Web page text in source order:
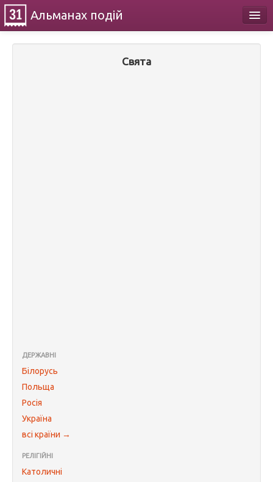
Альманах подій
Свята
ДЕРЖАВНІ
Білорусь
Польща
Росія
Україна
всі країни →
РЕЛІГІЙНІ
Католичні